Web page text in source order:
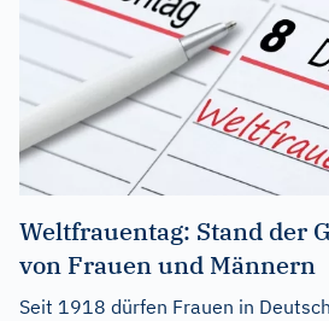
Weltfrauentag: Stand der
von Frauen und Männern
Seit 1918 dürfen Frauen in